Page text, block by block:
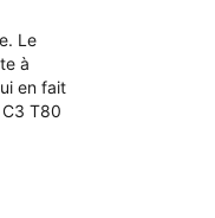
Le
à
en fait
T80